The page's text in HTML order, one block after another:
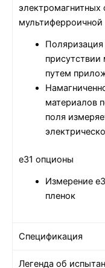
электромагнитных
присутствии
путем
материалов
поля
e31 опционы
Измерение
пленок
Спецификация
Легенда об